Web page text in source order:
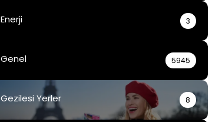
Enerji 3
Genel 5945
Gezilesi Yerler 8